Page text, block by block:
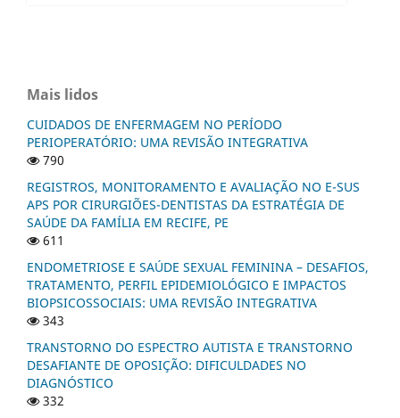
Mais lidos
CUIDADOS DE ENFERMAGEM NO PERÍODO
PERIOPERATÓRIO: UMA REVISÃO INTEGRATIVA
790
REGISTROS, MONITORAMENTO E AVALIAÇÃO NO E-SUS
APS POR CIRURGIÕES-DENTISTAS DA ESTRATÉGIA DE
SAÚDE DA FAMÍLIA EM RECIFE, PE
611
ENDOMETRIOSE E SAÚDE SEXUAL FEMININA – DESAFIOS,
TRATAMENTO, PERFIL EPIDEMIOLÓGICO E IMPACTOS
BIOPSICOSSOCIAIS: UMA REVISÃO INTEGRATIVA
343
TRANSTORNO DO ESPECTRO AUTISTA E TRANSTORNO
DESAFIANTE DE OPOSIÇÃO: DIFICULDADES NO
DIAGNÓSTICO
332